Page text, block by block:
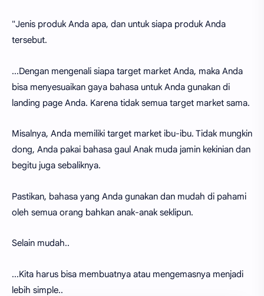
"Jenis produk Anda apa, dan untuk siapa produk Anda
tersebut.
...Dengan mengenali siapa target market Anda, maka Anda
bisa menyesuaikan gaya bahasa untuk Anda gunakan di
landing page Anda. Karena tidak semua target market sama.
Misalnya, Anda memiliki target market ibu-ibu. Tidak mungkin
dong, Anda pakai bahasa gaul Anak muda jamin kekinian dan
begitu juga sebaliknya.
Pastikan, bahasa yang Anda gunakan dan mudah di pahami
oleh semua orang bahkan anak-anak seklipun.
Selain mudah..
...Kita harus bisa membuatnya atau mengemasnya menjadi
lebih simple..